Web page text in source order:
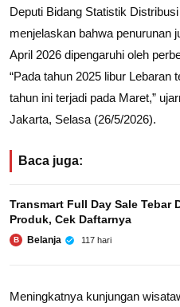
Deputi Bidang Statistik
menjelaskan bahwa penurunan
April 2026 dipengaruhi oleh
“Pada tahun 2025 libur Lebaran
tahun ini terjadi pada Maret,”
Jakarta, Selasa (26/5/2026).
Baca juga:
Transmart Full Day Sale Tebar
Produk, Cek Daftarnya
B Belanja 117 hari
Meningkatnya kunjungan